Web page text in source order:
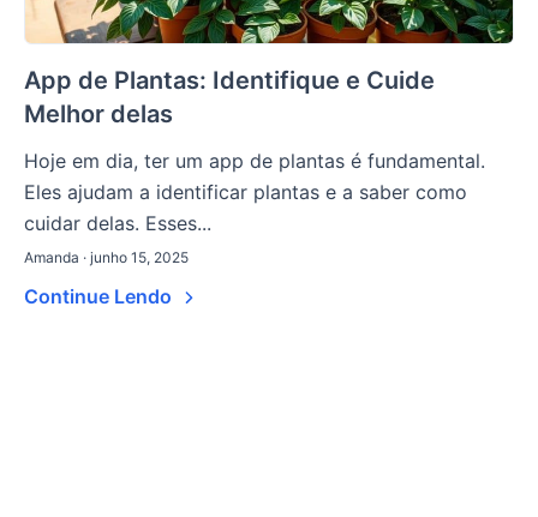
App de Plantas: Identifique e Cuide
Melhor delas
Hoje em dia, ter um app de plantas é fundamental.
Eles ajudam a identificar plantas e a saber como
cuidar delas. Esses...
Amanda · junho 15, 2025
Continue Lendo